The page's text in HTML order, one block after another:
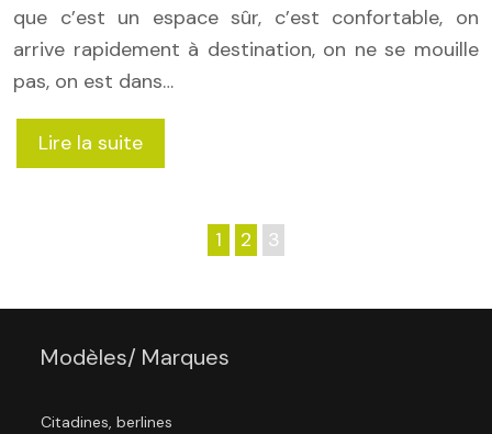
que c’est un espace sûr, c’est confortable, on
arrive rapidement à destination, on ne se mouille
pas, on est dans…
Lire la suite
1 2 3
Modèles/ Marques
Citadines, berlines